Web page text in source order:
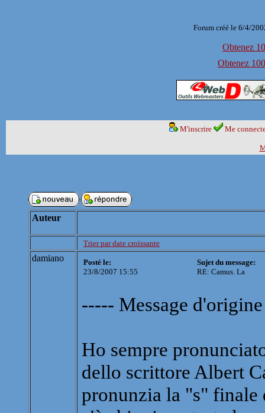
Forum créé le 6/4/
Obtenez
Obtenez
M'inscrire Me
Auteur
Trier par date croissante
damiano
Posté le:
23/8/2007 15:55
Sujet du message:
RE: Camus. La
----- Message
Ho sempre
dello scrittore Albert
pronunzia la "s"